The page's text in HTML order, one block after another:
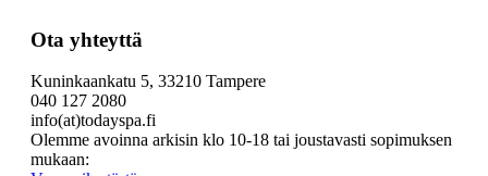
Ota yhteyttä
Kuninkaankatu 5, 33210 Tampere
040 127 2080
info(at)todayspa.fi
Olemme avoinna arkisin klo 10-18 tai joustavasti sopimuksen
mukaan: